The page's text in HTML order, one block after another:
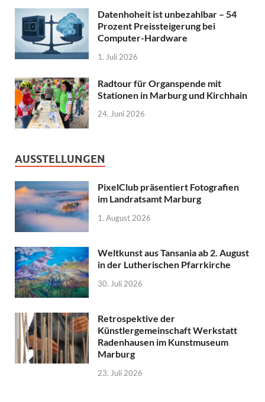
Datenhoheit ist unbezahlbar – 54
Prozent Preissteigerung bei
Computer-Hardware
1. Juli 2026
Radtour für Organspende mit
Stationen in Marburg und Kirchhain
24. Juni 2026
AUSSTELLUNGEN
PixelClub präsentiert Fotografien
im Landratsamt Marburg
1. August 2026
Weltkunst aus Tansania ab 2. August
in der Lutherischen Pfarrkirche
30. Juli 2026
Retrospektive der
Künstlergemeinschaft Werkstatt
Radenhausen im Kunstmuseum
Marburg
23. Juli 2026